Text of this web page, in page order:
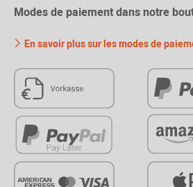
Modes de paiement dans notre
En savoir plus sur les modes de